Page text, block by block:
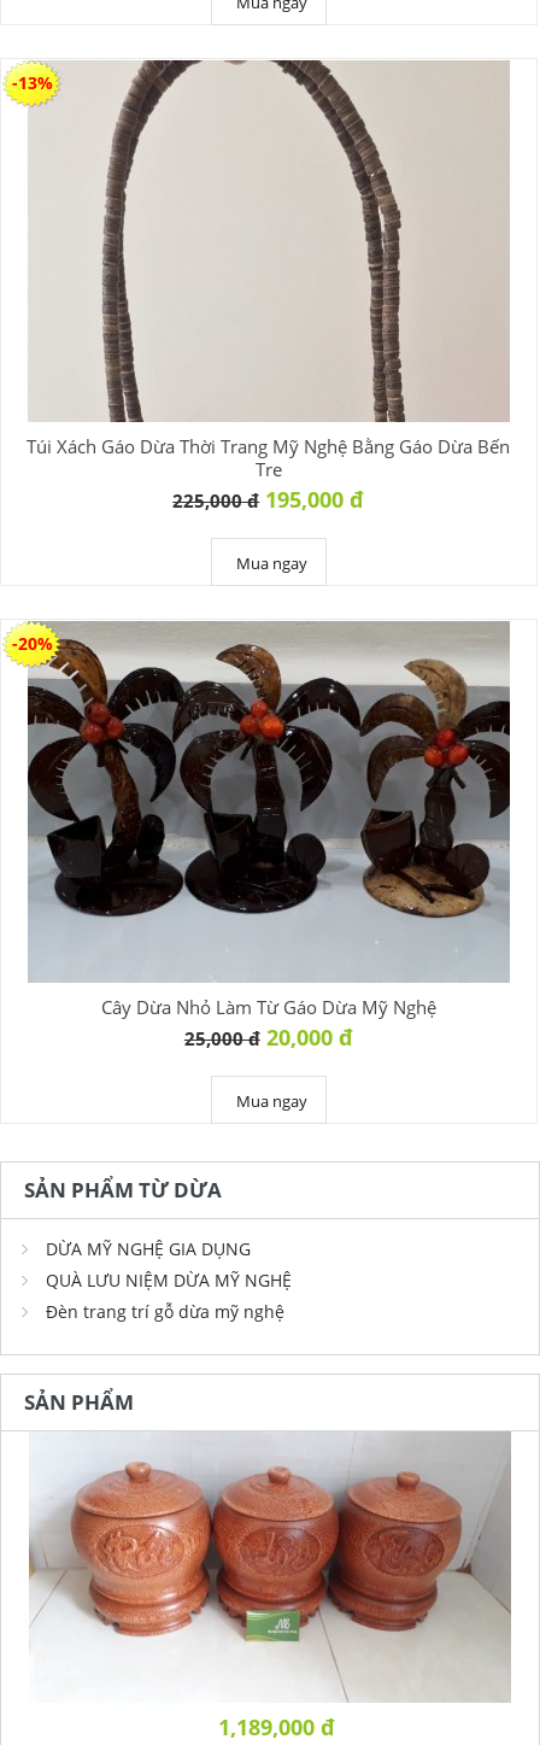
Túi Xách Gáo Dừa Thời Trang Mỹ Nghệ Bằng Gáo Dừa Bến
Tre
225,000 đ 195,000 đ
Mua ngay
-13%
Cây Dừa Nhỏ Làm Từ Gáo Dừa Mỹ Nghệ
25,000 đ 20,000 đ
Mua ngay
-20%
SẢN PHẨM TỪ DỪA
DỪA MỸ NGHỆ GIA DỤNG
QUÀ LƯU NIỆM DỪA MỸ NGHỆ
Đèn trang trí gỗ dừa mỹ nghệ
SẢN PHẨM
1,189,000 đ